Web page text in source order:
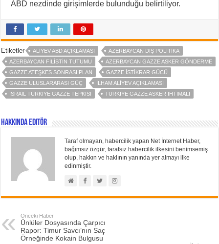
ABD nezdinde girişimlerde bulunduğu belirtiliyor.
Etiketler ALIYEV ABD AÇIKLAMASI
AZERBAYCAN DIŞ POLITIKA
AZERBAYCAN FILISTIN TUTUMU
AZERBAYCAN GAZZE ASKER GÖNDERME
GAZZE ATEŞKES SONRASI PLAN
GAZZE İSTIKRAR GÜCÜ
GAZZE ULUSLARARASI GÜÇ
İLHAM ALIYEV AÇIKLAMASI
İSRAIL TÜRKIYE GAZZE TEPKISI
TÜRKIYE GAZZE ASKER IHTIMALI
Hakkında Editör
Taraf olmayan, habercilik yapan Net İnternet Haber,
bağımsız özgür, tarafsız habercilik ilkesini benimsemiş
olup, hakkın ve haklının yanında yer almayı ilke
edinmiştir.
Önceki Haber
Ünlüler Dosyasında Çarpıcı
Rapor: Timur Savcı’nın Saç
Örneğinde Kokain Bulgusu